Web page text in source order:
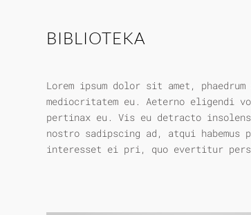
BIBLIOTEKA
Lorem ipsum dolor sit amet,
mediocritatem eu. Aeterno eligendi
pertinax eu. Vis eu detracto
nostro sadipscing ad, atqui
interesset ei pri, quo evertitur